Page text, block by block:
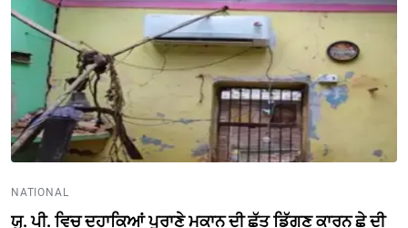
NATIONAL
ਯੂ. ਪੀ. ਵਿਚ ਦਹਾਕਿਆਂ ਪੁਰਾਣੇ ਮਕਾਨ ਦੀ ਛੱਤ ਡਿੱਗਣ ਕਾਰਨ ਛੇ ਦੀ